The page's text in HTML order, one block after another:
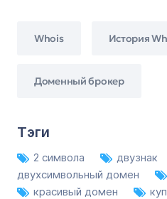
Whois История
Доменный брокер
Тэги
2 символа двузнак
двухсимвольный домен
красивый домен